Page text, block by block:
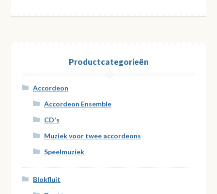
Productcategorieën
Accordeon
Accordeon Ensemble
CD's
Muziek voor twee accordeons
Speelmuziek
Blokfluit